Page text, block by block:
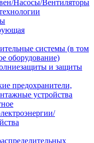
Насосы/Вентиляторы
системы (в том
оборудование)
и защиты
предохранители,
устройства